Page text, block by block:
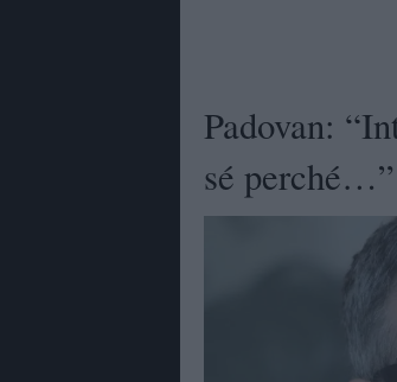
Padovan:
sé perché…”